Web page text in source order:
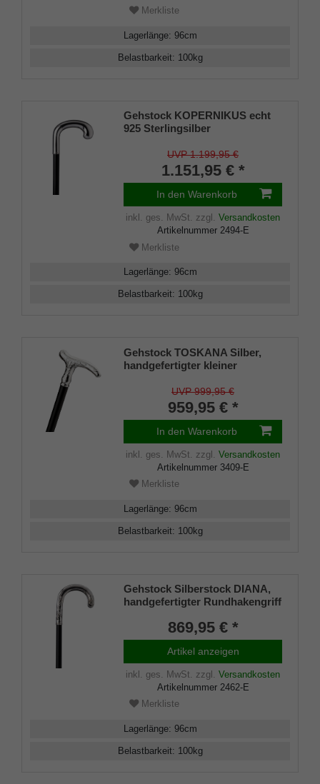
Merkliste
Lagerlänge: 96cm
Belastbarkeit: 100kg
Gehstock KOPERNIKUS echt
925 Sterlingsilber
Makassar Ebenholz
UVP 1.199,95 €
1.151,95 € *
In den Warenkorb
inkl. ges. MwSt. zzgl. Versandkosten
Artikelnummer 2494-E
Merkliste
Lagerlänge: 96cm
Belastbarkeit: 100kg
Gehstock TOSKANA Silber,
handgefertigter kleiner
Sterling Silber mit feinen
mediterranen Ziselierungen,
aufgesetzt auf einen Stock aus
edlem Makassar Ebenholz,
inklusiv Schlankpuffer.
UVP 999,95 €
959,95 € *
In den Warenkorb
inkl. ges. MwSt. zzgl. Versandkosten
Artikelnummer 3409-E
Merkliste
Lagerlänge: 96cm
Belastbarkeit: 100kg
Gehstock Silberstock DIANA,
handgefertigter Rundhakengriff
schlichten aber eleganten
Ziselierungen, aufgesetzt auf
einen Stock aus edlem
Makassar Ebenholz, inklusiv
Schlankpuffer.
869,95 € *
Artikel anzeigen
inkl. ges. MwSt. zzgl. Versandkosten
Artikelnummer 2462-E
Merkliste
Lagerlänge: 96cm
Belastbarkeit: 100kg